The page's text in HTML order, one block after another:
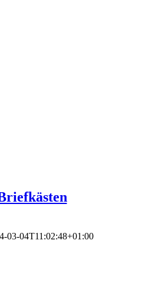
03-04T11:02:48+01:00